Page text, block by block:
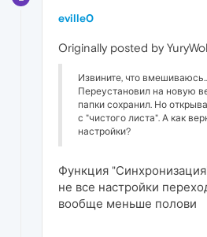
eville0
Originally posted by
Извините, что вмешиваюсь...
Переустановил на новую
папки сохранил. Но
с "чистого листа". А как
настройки?
Функция
не все настройки
вообще меньше полови